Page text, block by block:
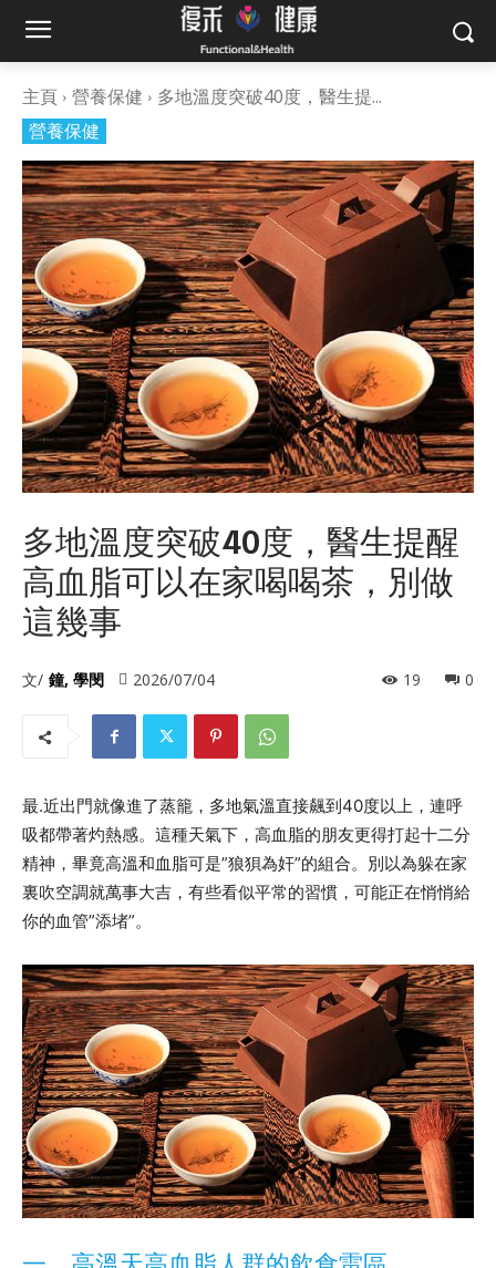
主頁 營養保健
多地溫度突破40度，醫生提...
營養保健
多地溫度突破40度，醫生提醒
高血脂可以在家喝喝茶，別做
這幾事
文/ 鐘, 學閔 2026/07/04 0
19
最.近出門就像進了蒸籠，多地氣溫直接飆到40度以上，連呼
吸都帶著灼熱感。這種天氣下，高血脂的朋友更得打起十二分
精神，畢竟高溫和血脂可是”狼狽為奸”的組合。別以為躲在家
裏吹空調就萬事大吉，有些看似平常的習慣，可能正在悄悄給
你的血管”添堵”。